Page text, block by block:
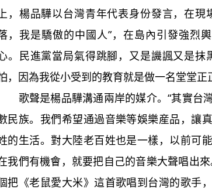
，楊品驊以台灣青年代表身份發言，在現
，我是驕傲的中國人”，在島內引發強烈
。民進黨當局氣得跳腳，又是譏諷又是抹
，因為我從小受到的教育就是做一名堂堂正
歌聲是楊品驊溝通兩岸的媒介。“其實台
民族。我們希望通過音樂等娛樂産品，讓
的生活。對大陸老百姓也是一樣，以前可
我們有機會，就要把自己的音樂大聲唱出
把《老鼠愛大米》這首歌唱到台灣的歌手